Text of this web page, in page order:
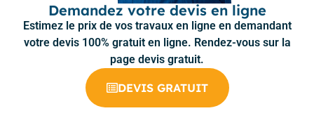
Demandez votre devis en ligne
Estimez le prix de vos travaux en ligne en demandant
votre devis 100% gratuit en ligne. Rendez-vous sur la
page devis gratuit.
DEVIS GRATUIT